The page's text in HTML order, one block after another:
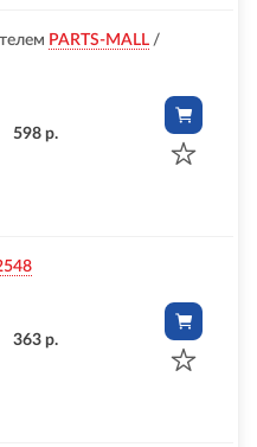
PARTS-MALL /
598 р.
363 р.